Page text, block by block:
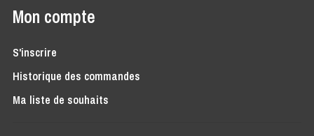
Mon compte
S'inscrire
Historique des commandes
Ma liste de souhaits